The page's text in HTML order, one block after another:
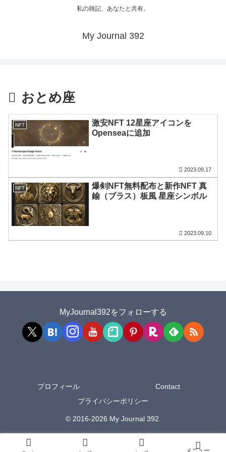
私の雑記、あなたと共有。
My Journal 392
おとめ座
NFT
激安NFT 12星座アイコンを
Openseaに追加
2023.09.17
NFT
爆剣NFT無料配布と新作NFT 真
鍮（ブラス）板風 星座シンボル
2023.09.10
MyJournal392をフォローする
プロフィール
Contact
プライバシーポリシー
© 2016-2026 My Journal 392.